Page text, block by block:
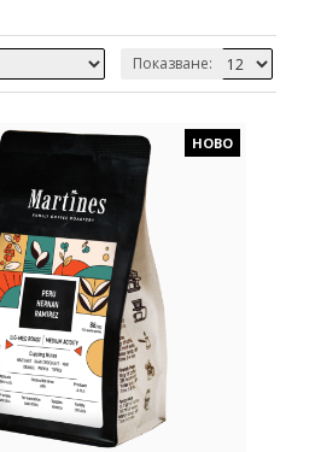
Показване:
НОВО